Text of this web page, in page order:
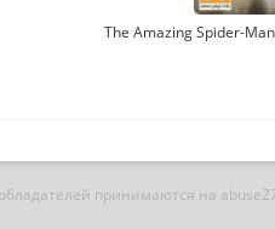
The Amazing Spider-
принимаются на